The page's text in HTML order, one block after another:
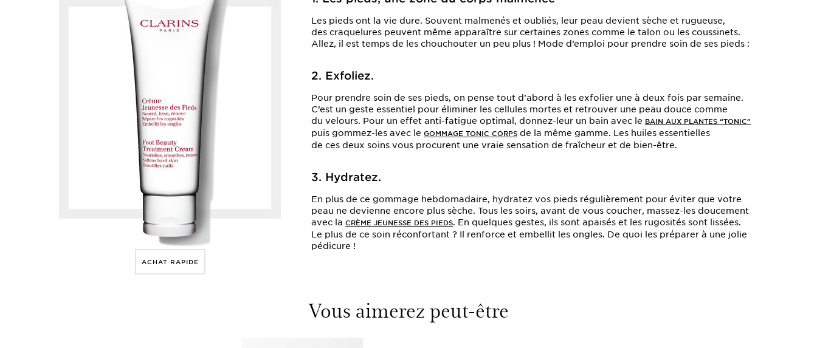
ACHAT RAPIDE
Les pieds ont la vie dure. Souvent malmenés et oubliés, leur peau devient sèche et rugueuse,
des craquelures peuvent même apparaître sur certaines zones comme le talon ou les coussinets.
Allez, il est temps de les chouchouter un peu plus ! Mode d’emploi pour prendre soin de ses pieds :
2. Exfoliez.
Pour prendre soin de ses pieds, on pense tout d’abord à les exfolier une à deux fois par semaine.
C’est un geste essentiel pour éliminer les cellules mortes et retrouver une peau douce comme
du velours. Pour un effet anti-fatigue optimal, donnez-leur un bain avec le BAIN AUX PLANTES “TONIC”
puis gommez-les avec le GOMMAGE TONIC CORPS de la même gamme. Les huiles essentielles
de ces deux soins vous procurent une vraie sensation de fraîcheur et de bien-être.
3. Hydratez.
En plus de ce gommage hebdomadaire, hydratez vos pieds régulièrement pour éviter que votre
peau ne devienne encore plus sèche. Tous les soirs, avant de vous coucher, massez-les doucement
avec la CRÈME JEUNESSE DES PIEDS. En quelques gestes, ils sont apaisés et les rugosités sont lissées.
Le plus de ce soin réconfortant ? Il renforce et embellit les ongles. De quoi les préparer à une jolie
pédicure !
Vous aimerez peut-être